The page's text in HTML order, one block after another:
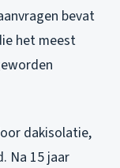
bevat
het meest
dakisolatie,
Na 15 jaar